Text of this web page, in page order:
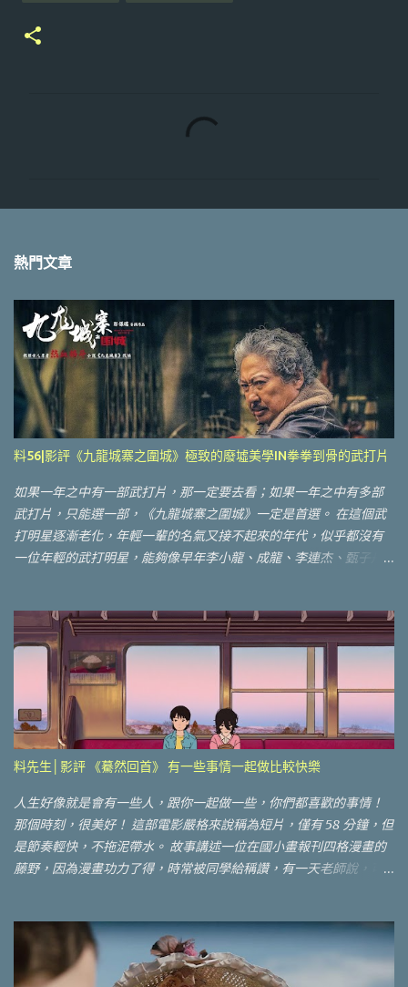
熱門文章
料56|影評《九龍城寨之圍城》極致的廢墟美學IN拳拳到骨的武打片
如果一年之中有一部武打片，那一定要去看；如果一年之中有多部
武打片，只能選一部，《九龍城寨之圍城》一定是首選。 在這個武
打明星逐漸老化，年輕一輩的名氣又接不起來的年代，似乎都沒有
一位年輕的武打明星，能夠像早年李小龍、成龍、李連杰、甄子丹
比較讓台灣人認識的只有古天樂、洪金寶和特別客串的郭富城等
人。 雖然好看，但是在台灣上映，必定是一場硬仗！一方面武打片
這幾年一直式微中，一年看不到幾部，五月十七日的檔期，好死不
死還有類似的電影「滅世男孩」。預告片男主角看起來很年輕，感
覺也比《九龍城寨之圍城》這類硬漢片來的有趣很多，不管在大環
境或檔期上都非常吃虧，那還有什麼觀看重點，是可以在這個檔期
殺出圍城呢？ ■神經緊繃，血脈賁張 我必須說《九龍城寨之圍城》
的劇情之簡單。 偷渡客陳洛軍（林峯飾）來到香港，想要身份證，
但是被框了之後，逃到九龍城寨內，沒想到因此得到了，以前重來
沒有過的安逸生活。 但是，武打片怎麼可能會讓你一直安逸呢？ 一
場一場的事件堆疊導火線之後，火爆場面一觸即發。我在後半段，
幾乎無法靠背而坐，因為實在太緊張了，大魔王的武功強大，感覺
的物件與劇情相呼應 影中有許多物件或現象不斷地重複調度，讓劇
情持續發展，像是麻將與風箏的暗喻，古天樂的名字龍捲風，甚至
整個九龍城寨也都是片中重要的元素。 武打片少了九龍城寨的環
料先生│影評 《驀然回首》 有一些事情一起做比較快樂
人生好像就是會有一些人，跟你一起做一些，你們都喜歡的事情！
那個時刻，很美好！ 這部電影嚴格來說稱為短片，僅有 58 分鐘，但
是節奏輕快，不拖泥帶水。 故事講述一位在國小畫報刊四格漫畫的
藤野，因為漫畫功力了得，時常被同學給稱讚，有一天老師說，可
是似乎京本同學對於藤野同學，不是一種對抗關係，而是另外一種
崇拜關係，兩個人也就開始一起完成漫畫的夢想 ..... 其實故事很簡
單，但是 58 分鐘看起來有點看得不是很過癮，有很多內容沒有特別